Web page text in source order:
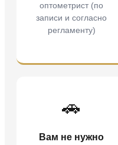
оптометрист (по
записи и согласно
регламенту)
🚗
Вам не нужно